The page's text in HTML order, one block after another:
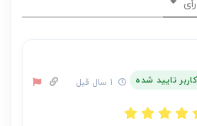
کاربر تایید شده